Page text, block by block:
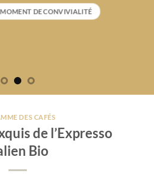
DE CONVIVIALITÉ
DES CAFÉS
de l’Expresso
Bio